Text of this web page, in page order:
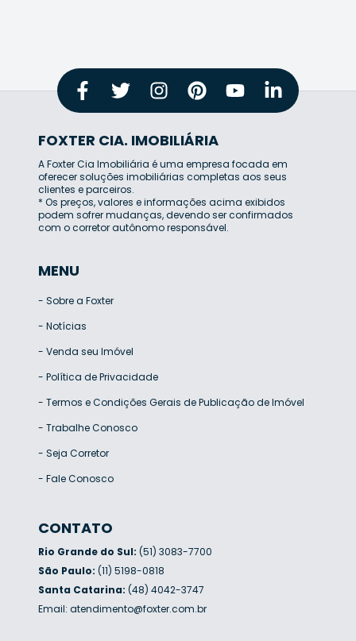
FOXTER CIA. IMOBILIÁRIA
A Foxter Cia Imobiliária é uma empresa focada em
oferecer soluções imobiliárias completas aos seus
clientes e parceiros.
* Os preços, valores e informações acima exibidos
podem sofrer mudanças, devendo ser confirmados
com o corretor autônomo responsável.
MENU
- Sobre a Foxter
- Notícias
- Venda seu Imóvel
- Política de Privacidade
- Termos e Condições Gerais de Publicação de Imóvel
- Trabalhe Conosco
- Seja Corretor
- Fale Conosco
CONTATO
Rio Grande do Sul: (51) 3083-7700
São Paulo: (11) 5198-0818
Santa Catarina: (48) 4042-3747
Email: atendimento@foxter.com.br